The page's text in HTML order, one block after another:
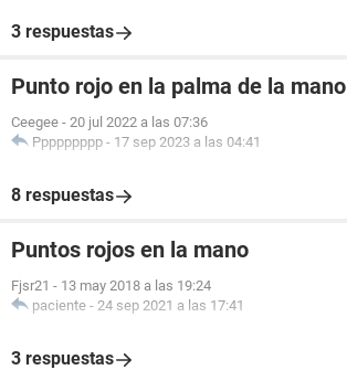
3 respuestas
Punto rojo en la palma de la mano
Ceegee - 20 jul 2022 a las 07:36
Ppppppppp - 17 sep 2023 a las 04:41
8 respuestas
Puntos rojos en la mano
Fjsr21 - 13 may 2018 a las 19:24
paciente - 24 sep 2021 a las 17:41
3 respuestas